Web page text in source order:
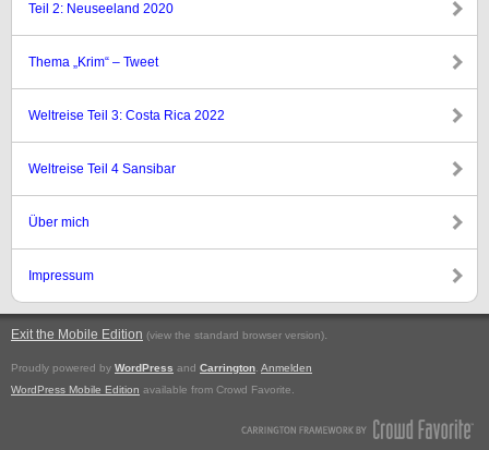
Teil 2: Neuseeland 2020
Thema „Krim“ – Tweet
Weltreise Teil 3: Costa Rica 2022
Weltreise Teil 4 Sansibar
Über mich
Impressum
Exit the Mobile Edition (view the standard browser version).
Proudly powered by WordPress and Carrington Anmelden
WordPress Mobile Edition available from Crowd Favorite.